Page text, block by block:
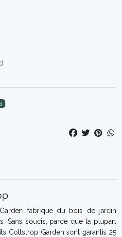
fabrique du bois de jardin
Sans soucis, parce que la plupart
Collstrop Garden sont garantis 25